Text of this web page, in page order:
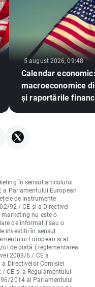
5 august 2026, 09:48
Calendar
macroeconomice
și raportările
în sensul articolului
Parlamentului European
de instrumente
92 / CE și a Directivei
nu este o
de informații sau o
investiții în sensul
European și al
de piață ( reglementarea
2003/6 / CE a
Directivelor Comisiei
CE și a Regulamentului
2014 al Parlamentului